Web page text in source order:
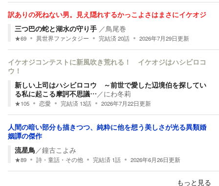
訳ありの死ねない男。見え隠れするかっこよさはまさにイケオジ
三つ巴の蛇と湖水の守り手 ／鳥尾巻
★69 異世界ファンタジー 完結済20話 2026年7月29日更新
イケオジコンテストに新風吹き荒れる！ イケオジはハシビロコ
ウ！
新しい上司はハシビロコウ ～前世で愛した辺境伯を探してい
る私に起こる摩訶不思議… ／にわ冬莉
★105 恋愛 完結済 13話 2026年7月22日更新
人間の暗い部分も描きつつ、純粋に他を想う美しさが光る異類婚
姻譚の傑作
流星鳥 ／鐘古こよみ
★89 詩・童話・その他 完結済 1話 2026年6月26日更新
もっと見る